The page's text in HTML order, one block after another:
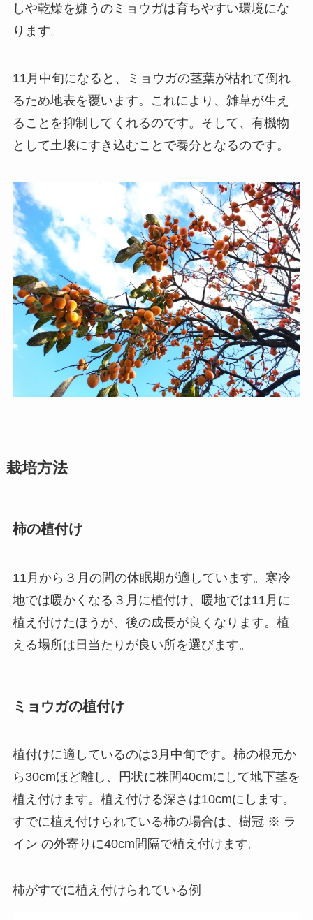
しや乾燥を嫌うのミョウガは育ちやすい環境にな
ります。
11月中旬になると、ミョウガの茎葉が枯れて倒れ
るため地表を覆います。これにより、雑草が生え
ることを抑制してくれるのです。そして、有機物
として土壌にすき込むことで養分となるのです。
栽培方法
柿の植付け
11月から３月の間の休眠期が適しています。寒冷
地では暖かくなる３月に植付け、暖地では11月に
植え付けたほうが、後の成長が良くなります。植
える場所は日当たりが良い所を選びます。
ミョウガの植付け
植付けに適しているのは3月中旬です。柿の根元か
ら30cmほど離し、円状に株間40cmにして地下茎を
植え付けます。植え付ける深さは10cmにします。
すでに植え付けられている柿の場合は、樹冠 ※ ラ
イン の外寄りに40cm間隔で植え付けます。
柿がすでに植え付けられている例